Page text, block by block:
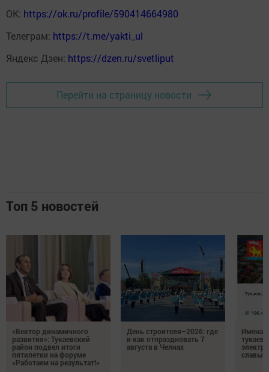
ОК: https://ok.ru/profile/590414664980
Телеграм: https://t.me/yakti_ul
Яндекс Дзен: https://dzen.ru/svetliput
Перейти на страницу новости
Топ 5 новостей
«Вектор динамичного
развития»: Тукаевский
район подвел итоги
пятилетки на форуме
«Работаем на результат!»
День строителя–2026: где
и как отпраздновать 7
августа в Челнах
Имена
славы